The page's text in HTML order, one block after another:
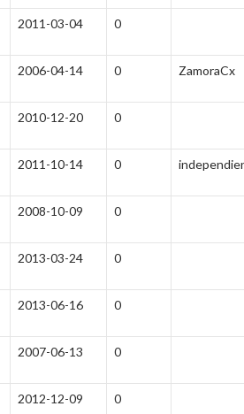
2011-03-04 0
2006-04-14 0 ZamoraCx
2010-12-20 0
2011-10-14 0
2008-10-09 0
2013-03-24 0
2013-06-16 0
2007-06-13 0
2012-12-09 0